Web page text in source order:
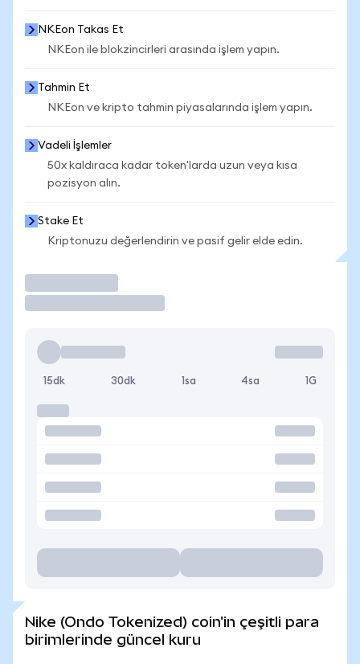
NKEon Takas Et
NKEon ile blokzincirleri arasında işlem yapın.
Tahmin Et
NKEon ve kripto tahmin piyasalarında işlem yapın.
Vadeli İşlemler
50x kaldıraca kadar token'larda uzun veya kısa
pozisyon alın.
Stake Et
Kriptonuzu değerlendirin ve pasif gelir elde edin.
15dk 30dk 1sa 4sa 1G
Nike (Ondo Tokenized) coin'in çeşitli para
birimlerinde güncel kuru